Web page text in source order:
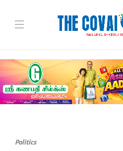
Politics